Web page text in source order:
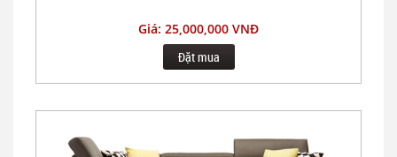
Giá: 25,000,000 VNĐ
Đặt mua